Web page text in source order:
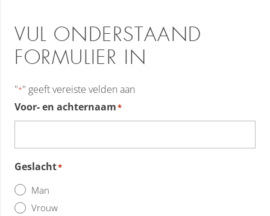
VUL ONDERSTAAND
FORMULIER IN
"*" geeft vereiste velden aan
Voor- en achternaam*
Geslacht*
Man
Vrouw